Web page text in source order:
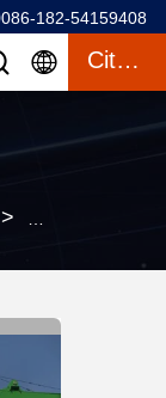
182-54159408
Citation
> Qtz125 Grue À Tour